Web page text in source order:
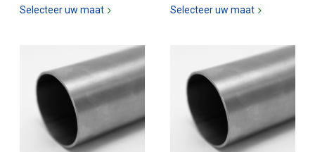
Selecteer uw maat Selecteer uw maat